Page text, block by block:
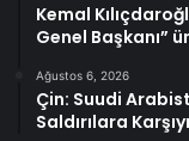
Kemal
Genel Başkanı”
Ağustos 6, 2026
Çin: Suudi
Saldırılara